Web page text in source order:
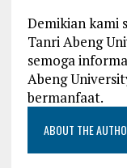
Demikian kami
Tanri Abeng
semoga
Abeng
bermanfaat.
ABOUT THE